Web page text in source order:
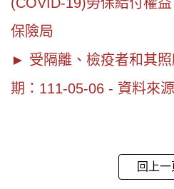
保險局
► 受隔離、檢疫者和其
期：111-05-06 - 資料來
回上一